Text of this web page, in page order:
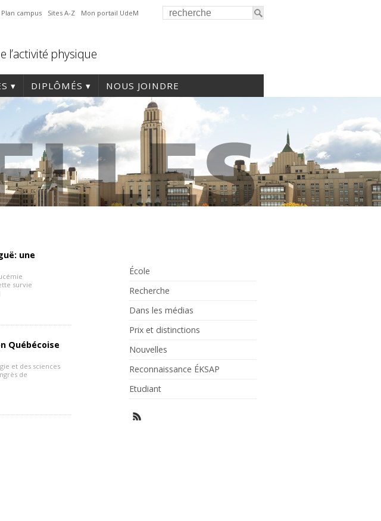
Plan campus Sites A-Z Mon portail UdeM
l’activité physique
DIPLÔMÉS NOUS JOINDRE
une
survie
Québécoise
et des sciences
de
École
Recherche
Dans les médias
Prix et distinctions
Nouvelles
Reconnaissance ÉKSAP
Etudiant